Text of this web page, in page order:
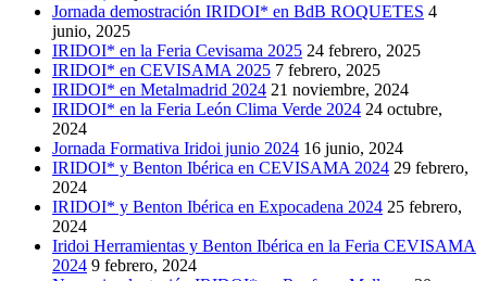
Jornada demostración IRIDOI* en BdB ROQUETES 4
junio, 2025
IRIDOI* en la Feria Cevisama 2025 24 febrero, 2025
IRIDOI* en CEVISAMA 2025 7 febrero, 2025
IRIDOI* en Metalmadrid 2024 21 noviembre, 2024
IRIDOI* en la Feria León Clima Verde 2024 24 octubre,
2024
Jornada Formativa Iridoi junio 2024 16 junio, 2024
IRIDOI* y Benton Ibérica en CEVISAMA 2024 29 febrero,
2024
IRIDOI* y Benton Ibérica en Expocadena 2024 25 febrero,
2024
Iridoi Herramientas y Benton Ibérica en la Feria CEVISAMA
2024 9 febrero, 2024